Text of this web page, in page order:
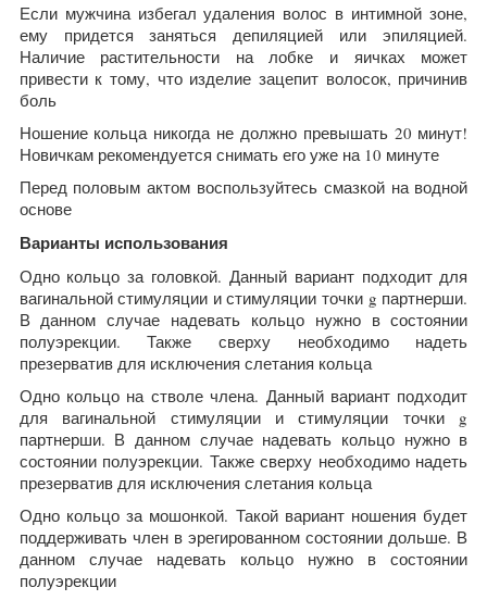
Если мужчина избегал удаления волос в интимной зоне,
ему придется заняться депиляцией или эпиляцией.
Наличие растительности на лобке и яичках может
привести к тому, что изделие зацепит волосок, причинив
боль
Ношение кольца никогда не должно превышать 20 минут!
Новичкам рекомендуется снимать его уже на 10 минуте
Перед половым актом воспользуйтесь смазкой на водной
основе
Варианты использования
Одно кольцо за головкой. Данный вариант подходит для
вагинальной стимуляции и стимуляции точки g партнерши.
В данном случае надевать кольцо нужно в состоянии
полуэрекции. Также сверху необходимо надеть
презерватив для исключения слетания кольца
Одно кольцо на стволе члена. Данный вариант подходит
для вагинальной стимуляции и стимуляции точки g
партнерши. В данном случае надевать кольцо нужно в
состоянии полуэрекции. Также сверху необходимо надеть
презерватив для исключения слетания кольца
Одно кольцо за мошонкой. Такой вариант ношения будет
поддерживать член в эрегированном состоянии дольше. В
данном случае надевать кольцо нужно в состоянии
полуэрекции